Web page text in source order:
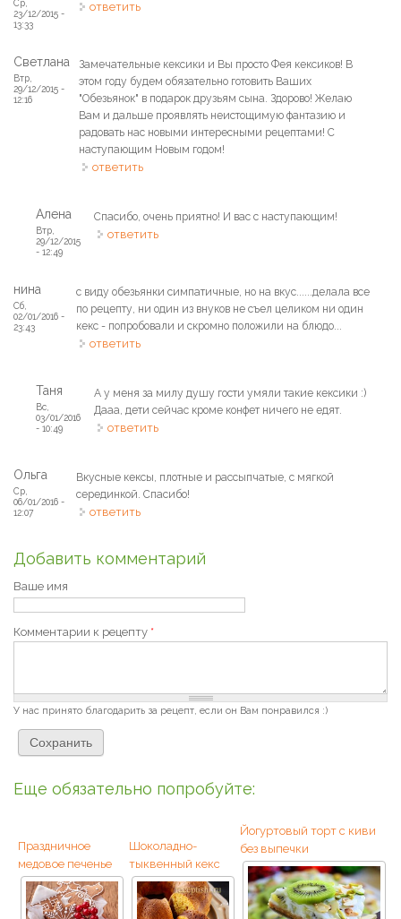
Ср,
23/12/2015 -
13:33
ответить
Светлана
Втр,
29/12/2015 -
12:16
Замечательные кексики и Вы просто Фея кексиков! В
этом году будем обязательно готовить Ваших
"Обезьянок" в подарок друзьям сына. Здорово! Желаю
Вам и дальше проявлять неистощимую фантазию и
радовать нас новыми интересными рецептами! С
наступающим Новым годом!
ответить
Алена
Втр,
29/12/2015
- 12:49
Спасибо, очень приятно! И вас с наступающим!
ответить
нина
Сб,
02/01/2016 -
23:43
с виду обезьянки симпатичные, но на вкус......делала все
по рецепту, ни один из внуков не съел целиком ни один
кекс - попробовали и скромно положили на блюдо...
ответить
Таня
Вс,
03/01/2016
- 10:49
А у меня за милу душу гости умяли такие кексики :)
Дааа, дети сейчас кроме конфет ничего не едят.
ответить
Ольга
Ср,
06/01/2016 -
12:07
Вкусные кексы, плотные и рассыпчатые, с мягкой
серединкой. Спасибо!
ответить
Добавить комментарий
Ваше имя
Комментарии к рецепту *
У нас принято благодарить за рецепт, если он Вам понравился :)
Еще обязательно попробуйте:
Праздничное
медовое печенье
Шоколадно-
тыквенный кекс
Йогуртовый торт с киви
без выпечки